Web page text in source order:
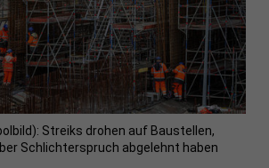
Streiks drohen auf Baustellen,
Schlichterspruch abgelehnt haben